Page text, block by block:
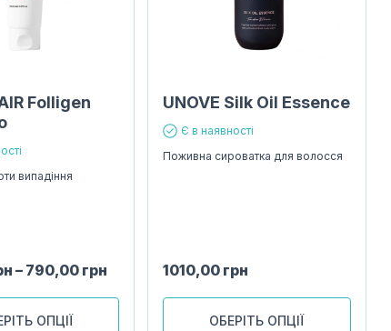
Folligen
випадіння
– 790,00 грн
ОПЦІЇ
UNOVE Silk Oil Essence
Є в наявності
Поживна сироватка для волосся
1010,00 грн
ОБЕРІТЬ ОПЦІЇ